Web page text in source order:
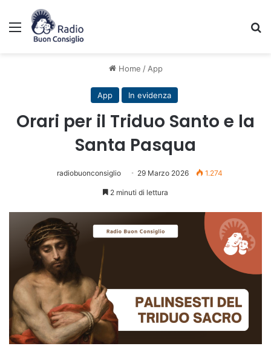
Menu
Home / App
App In evidenza
Orari per il Triduo Santo e la
Santa Pasqua
radiobuonconsiglio 29 Marzo 2026 1.274
2 minuti di lettura